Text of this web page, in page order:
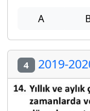
A
4 2019-